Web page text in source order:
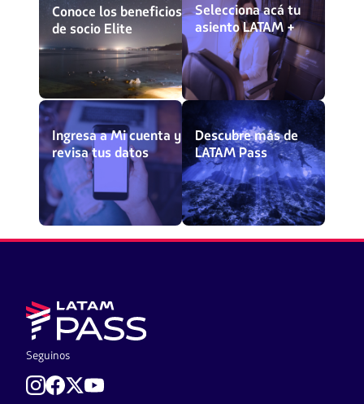
Conoce los beneficios
de socio Elite
Selecciona acá tu
asiento LATAM +
Ingresa a Mi cuenta y
revisa tus datos
Descubre más de
LATAM Pass
Seguinos